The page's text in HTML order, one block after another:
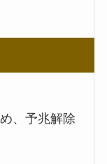
、予兆解除